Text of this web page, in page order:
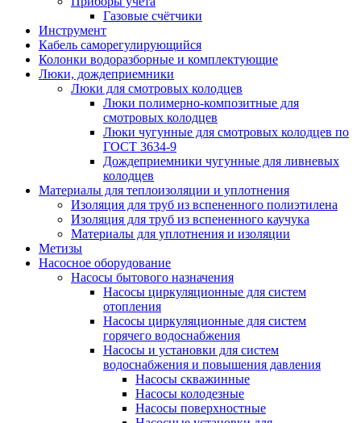
Газовые счётчики
Инструмент
Кабель саморегулирующийся
Колонки водоразборные и комплектующие
Люки, дождеприемники
Люки для смотровых колодцев
Люки полимерно-композитные для
смотровых колодцев
Люки чугунные для смотровых колодцев по
ГОСТ 3634-9
Дождеприемники чугунные для ливневых
колодцев
Материалы для теплоизоляции и уплотнения
Изоляция для труб из вспененного полиэтилена
Изоляция для труб из вспененного каучука
Материалы для уплотнения и изоляции
Метизы
Насосное оборудование
Насосы бытового назначения
Насосы циркуляционные для систем
отопления
Насосы циркуляционные для систем
горячего водоснабжения
Насосы и установки для систем
водоснабжения и повышения давления
Насосы скважинные
Насосы колодезные
Насосы поверхностные